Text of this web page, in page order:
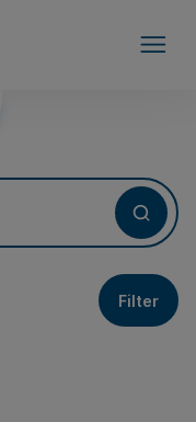
Filter